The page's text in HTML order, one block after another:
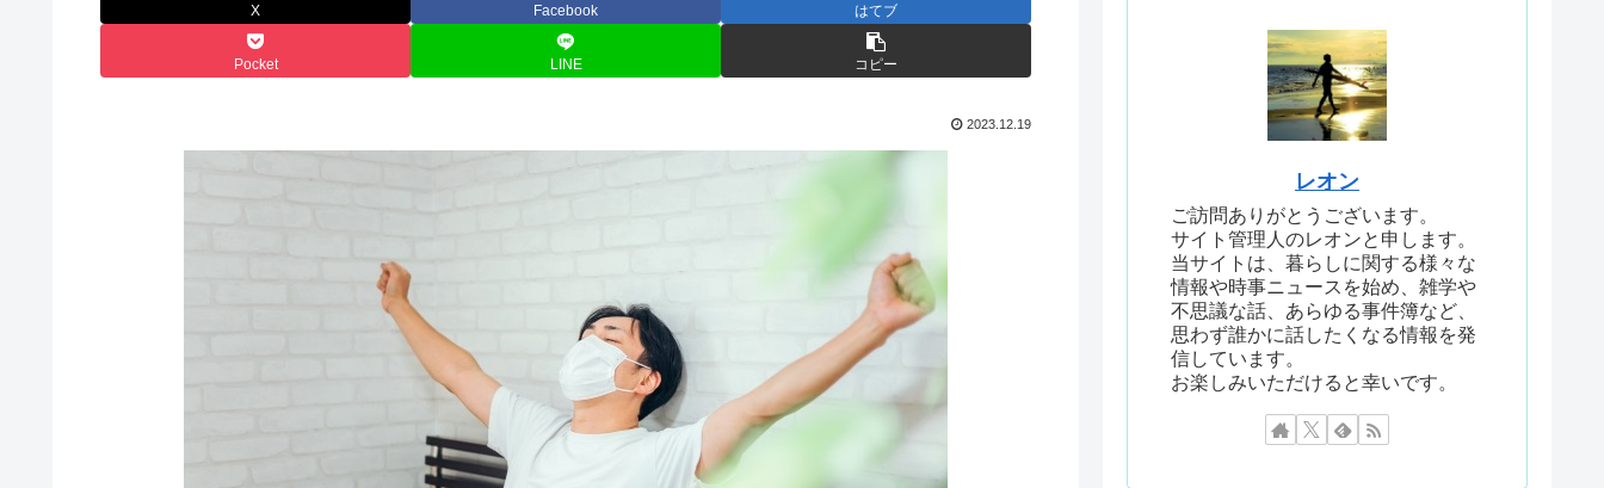
X Facebook はてブ
Pocket LINE コピー
2023.12.19
レオン
ご訪問ありがとうございます。
サイト管理人のレオンと申します。
当サイトは、暮らしに関する様々な
情報や時事ニュースを始め、雑学や
不思議な話、あらゆる事件簿など、
思わず誰かに話したくなる情報を発
信しています。
お楽しみいただけると幸いです。